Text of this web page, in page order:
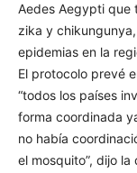
Aedes Aegypti que
zika y
epidemias en la
El protocolo prevé
“todos los países
forma coordinada
no había
el mosquito”, dijo